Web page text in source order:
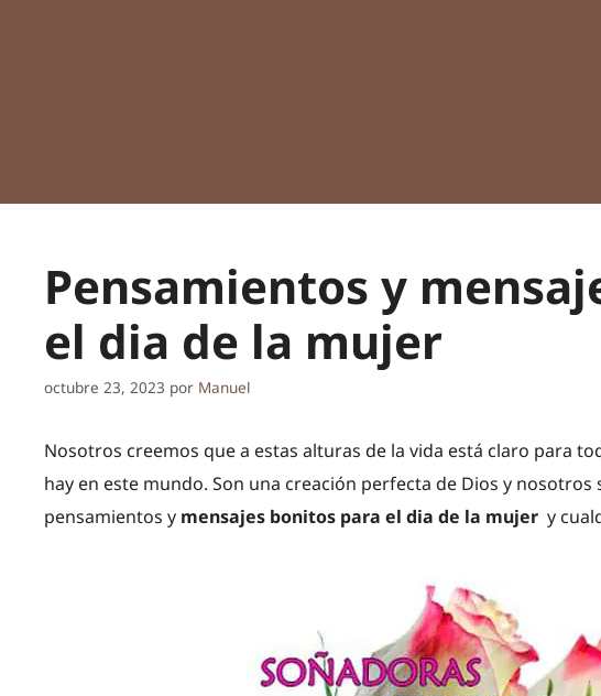
Pensamientos y
el dia de la mujer
octubre 23, 2023 por Manuel
Nosotros creemos que a estas alturas de la vida está claro para
hay en este mundo. Son una creación perfecta de Dios y
pensamientos y mensajes bonitos para el dia de la mujer y